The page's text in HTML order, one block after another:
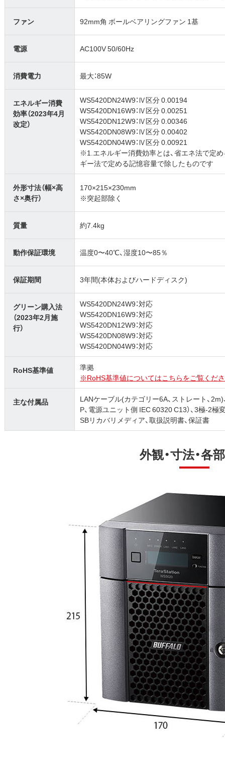
ファン 92mm角 ボールベアリングファン 1基
電源 AC100V 50/60Hz
消費電力 最大：85W
エネルギー消費
効率（2023年4月
改定）
WS5420DN24W9：Ⅳ区分 0.00194
WS5420DN16W9：Ⅳ区分 0.00251
WS5420DN12W9：Ⅳ区分 0.00346
WS5420DN08W9：Ⅳ区分 0.00402
WS5420DN04W9：Ⅳ区分 0.00921
※1.エネルギー消費効率とは、省エネ法で定
ギー法で定める記憶容量で除したものです
外形寸法（幅×高
さ×奥行）
170×215×230mm
※突起部除く
質量 約7.4kg
動作保証環境 温度0〜40℃、湿度10〜85％
保証期間 3年間(本体およびハードディスク)
グリーン購入法
（2023年2月施
行）
WS5420DN24W9：対応
WS5420DN16W9：対応
WS5420DN12W9：対応
WS5420DN08W9：対応
WS5420DN04W9：対応
RoHS基準値
準拠
※RoHS基準値についてはこちらをご覧くだ
主な付属品
LANケーブル(カテゴリー6A、ストレート、
P、電源ユニット側 IEC 60320 C13）、3極-2
SBリカバリメディア、取扱説明書、保証書
外観・寸法・各